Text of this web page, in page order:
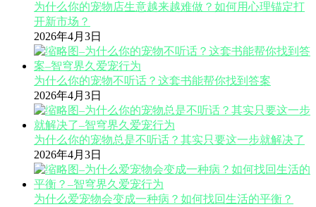
为什么你的宠物店生意越来越难做？如何用心理锚定打
开新市场？
2026年4月3日
为什么你的宠物不听话？这套书能帮你找到答案
2026年4月3日
为什么你的宠物总是不听话？其实只要这一步就解决了
2026年4月3日
为什么爱宠物会变成一种病？如何找回生活的平衡？